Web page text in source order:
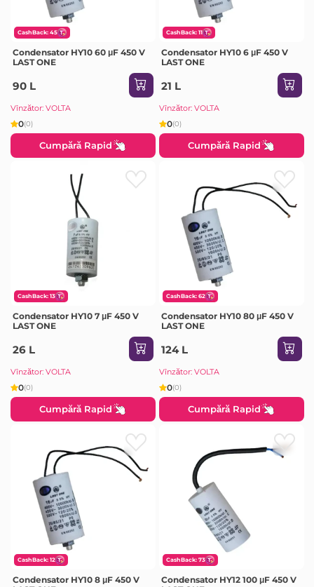
CashBack: 45
Condensator HY10 60 μF 450 V
LAST ONE
90 L
Vînzător: VOLTA
0(0)
Cumpără Rapid
CashBack: 11
Condensator HY10 6 μF 450 V
LAST ONE
21 L
Vînzător: VOLTA
0(0)
Cumpără Rapid
CashBack: 13
Condensator HY10 7 μF 450 V
LAST ONE
26 L
Vînzător: VOLTA
0(0)
Cumpără Rapid
CashBack: 62
Condensator HY10 80 μF 450 V
LAST ONE
124 L
Vînzător: VOLTA
0(0)
Cumpără Rapid
CashBack: 12
Condensator HY10 8 μF 450 V
CashBack: 73
Condensator HY12 100 μF 450 V